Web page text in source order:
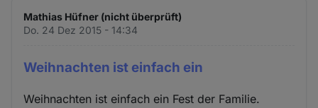
Mathias Hüfner (nicht überprüft)
Do. 24 Dez 2015 - 14:34
Weihnachten ist einfach ein
Weihnachten ist einfach ein Fest der Familie.